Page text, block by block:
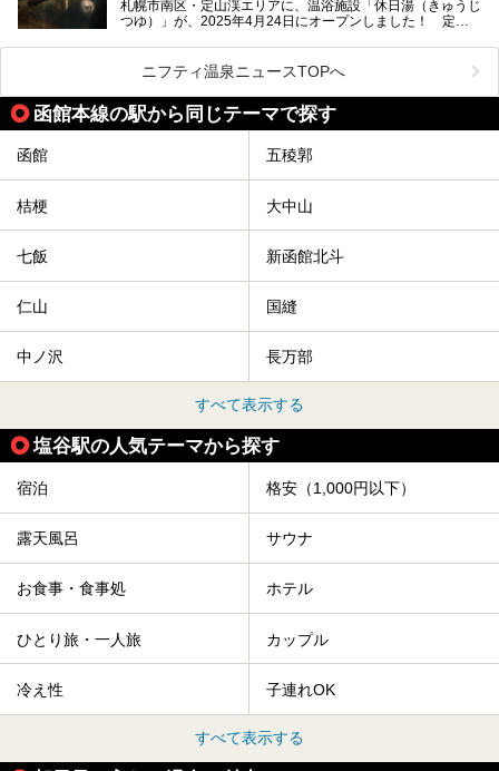
地体験し、カルルス温泉をご紹介。温泉地の概要や泉質解説
をはじめ、日帰り入浴可能な全３施設の紹介・周辺観光・ア
札幌市南区・定山渓エリアに、温浴施設「休日湯（きゅうじ
つゆ）」が、2025年4月24日にオープンしました！ 定山
この施設は、温泉・サウナの「休日湯」・ラウンジの「THE
LOUNGE DAYOF」・グルメ「休日洋麺店」・ホテル「エク
スクラメーションホテル」で構成された、まさに大人の癒し
空間。
今回は、そんな「休日ビルヂング」の魅力を5つのポイント
ニフティ温泉ニュースTOPへ
函館本線の駅から同じテーマで探す
函館 五稜郭
桔梗 大中山
七飯 新函館北斗
仁山 国縫
中ノ沢 長万部
すべて表示する
塩谷駅の人気テーマから探す
宿泊 格安（1,000円以下）
露天風呂 サウナ
お食事・食事処 ホテル
ひとり旅・一人旅 カップル
冷え性 子連れOK
すべて表示する